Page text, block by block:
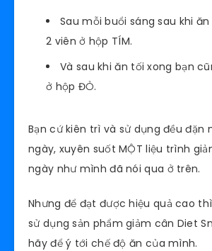
Sau mỗi buổi sáng sau khi
2 viên ở hộp TÍM.
Và sau khi ăn tối xong bạn
ở hộp ĐỎ.
Bạn cứ kiên trì và sử dụng đều đặn
ngày, xuyên suốt MỘT liệu trình
ngày như mình đã nói qua ở trên.
Nhưng để đạt được hiệu quả cao
sử dụng sản phẩm giảm cân Diet
hãy để ý tới chế độ ăn của mình.